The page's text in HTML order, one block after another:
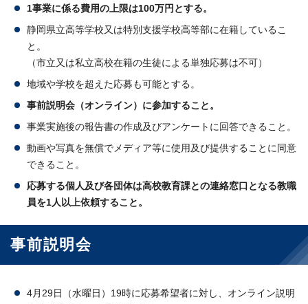
1事業に係る費用の上限は100万円とする。
静岡県立高等学校又は特別支援学校高等部に在籍しているこ
と。
（市立又は私立高校在籍の生徒による単独応募は不可）
地域や学校を超えた応募も可能とする。
事前説明会（オンライン）に参加すること。
事業実施後の報告書の作成及びアンケートに回答できること。
動画や写真を無償でメディア等に使用及び提供することに同意
できること。
応募する個人及び各団体は高校教育課との連絡窓口となる教職
員を1人以上依頼すること。
事前説明会
4月29日（水曜日）19時に応募希望者に対し、オンライン説明